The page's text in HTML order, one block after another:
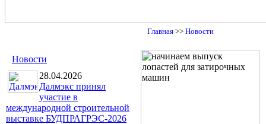
Главная >> Новости
Новости
28.04.2026
Далмэкс принял
участие в
международной строительной
выставке БУДПРАГРЭС-2026